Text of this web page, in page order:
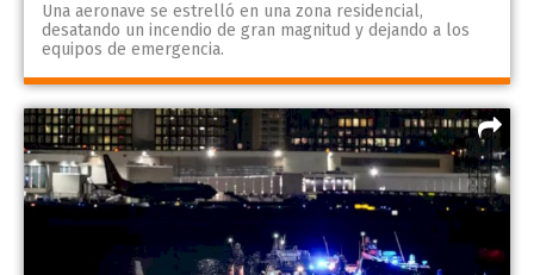
Una aeronave se estrelló en una zona residencial,
desatando un incendio de gran magnitud y dejando a los
equipos de emergencia.